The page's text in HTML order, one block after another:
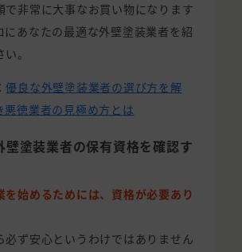
で非常に大事なお買い物になります
にあなたの最適な外壁塗装業者を紹
。
優良な外壁塗装業者の選び方を解
悪徳業者の見極め方とは
壁塗装業者の保有資格を確認す
を始めるためには、資格が必要あり
必ず安心というわけではありません